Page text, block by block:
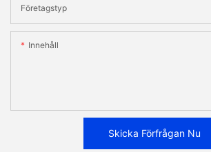
Företagstyp
Innehåll
Skicka Förfrågan Nu